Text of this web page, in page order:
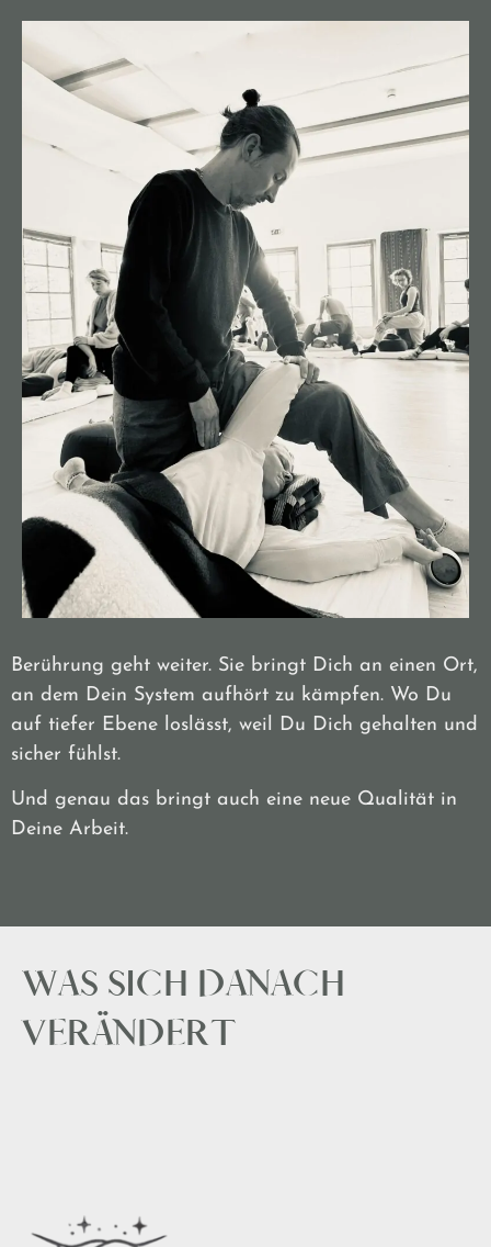
Berührung geht weiter. Sie bringt Dich an einen Ort,
an dem Dein System aufhört zu kämpfen. Wo Du
auf tiefer Ebene loslässt, weil Du Dich gehalten und
sicher fühlst.
Und genau das bringt auch eine neue Qualität in
Deine Arbeit.
WAS SICH DANACH
VERÄNDERT